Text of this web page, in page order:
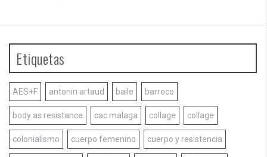
Etiquetas
AES+F antonin artaud baile barroco
body as resistance cac malaga collage collage
colonialismo cuerpo femenino cuerpo y resistencia